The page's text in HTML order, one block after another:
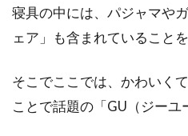
寝具の中には、パジャマや
ェア」も含まれていること
そこでここでは、かわいく
ことで話題の「GU（ジーユ